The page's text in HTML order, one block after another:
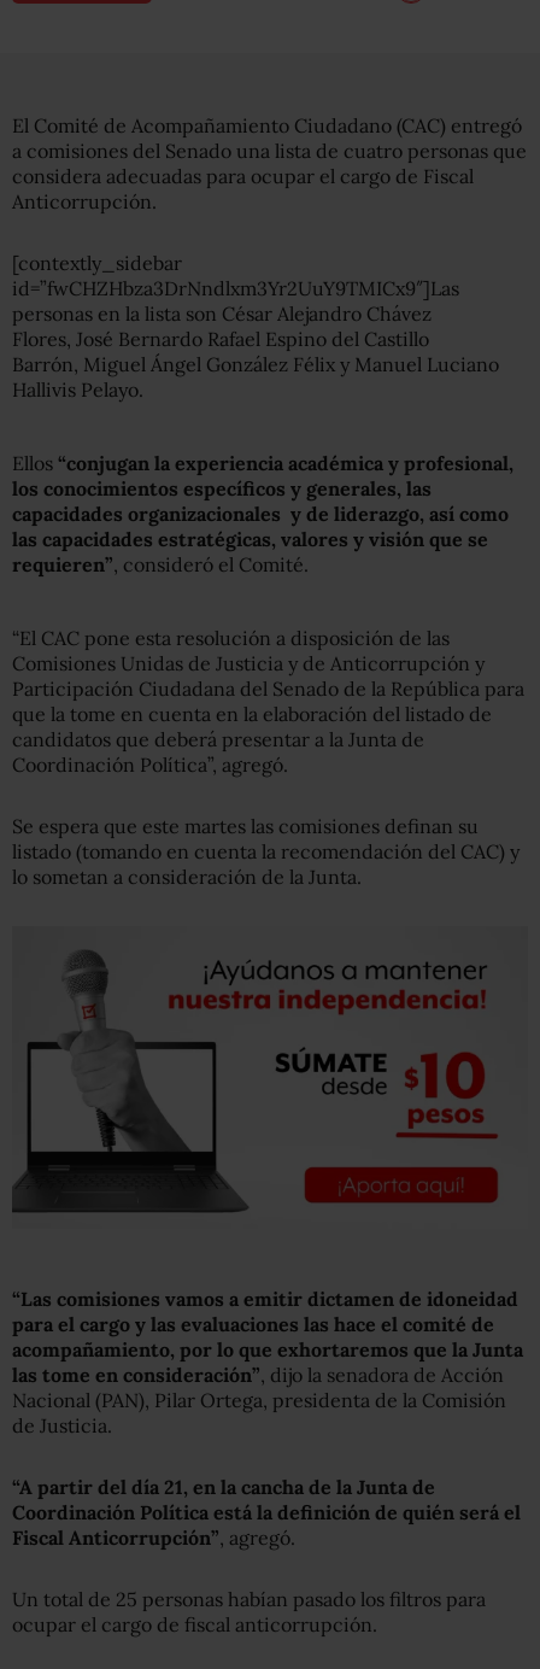
El Comité de Acompañamiento Ciudadano (CAC) entregó
a comisiones del Senado una lista de cuatro personas que
considera adecuadas para ocupar el cargo de Fiscal
Anticorrupción.
[contextly_sidebar
id=”fwCHZHbza3DrNndlxm3Yr2UuY9TMICx9″]Las
personas en la lista son César Alejandro Chávez
Flores, José Bernardo Rafael Espino del Castillo
Barrón, Miguel Ángel González Félix y Manuel Luciano
Hallivis Pelayo.
Ellos “conjugan la experiencia académica y profesional,
los conocimientos específicos y generales, las
capacidades organizacionales y de liderazgo, así como
las capacidades estratégicas, valores y visión que se
requieren”, consideró el Comité.
“El CAC pone esta resolución a disposición de las
Comisiones Unidas de Justicia y de Anticorrupción y
Participación Ciudadana del Senado de la República para
que la tome en cuenta en la elaboración del listado de
candidatos que deberá presentar a la Junta de
Coordinación Política”, agregó.
Se espera que este martes las comisiones definan su
listado (tomando en cuenta la recomendación del CAC) y
lo sometan a consideración de la Junta.
“Las comisiones vamos a emitir dictamen de idoneidad
para el cargo y las evaluaciones las hace el comité de
acompañamiento, por lo que exhortaremos que la Junta
las tome en consideración” , dijo la senadora de Acción
Nacional (PAN), Pilar Ortega, presidenta de la Comisión
de Justicia.
“A partir del día 21, en la cancha de la Junta de
Coordinación Política está la definición de quién será el
Fiscal Anticorrupción” , agregó.
Un total de 25 personas habían pasado los filtros para
ocupar el cargo de fiscal anticorrupción.